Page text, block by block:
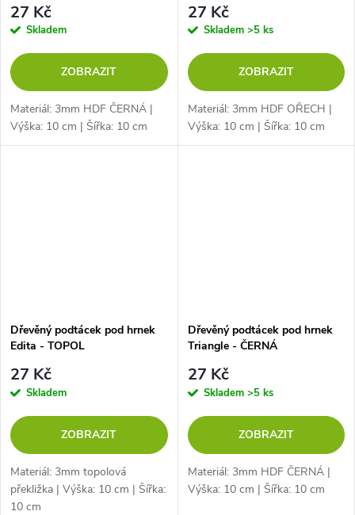
27 Kč
Skladem
ZOBRAZIT
Materiál: 3mm HDF ČERNÁ |
Výška: 10 cm | Šířka: 10 cm
27 Kč
Skladem >5 ks
ZOBRAZIT
Materiál: 3mm HDF OŘECH |
Výška: 10 cm | Šířka: 10 cm
Dřevěný podtácek pod hrnek
Edita - TOPOL
27 Kč
Skladem
ZOBRAZIT
Materiál: 3mm topolová
překližka | Výška: 10 cm | Šířka:
10 cm
Dřevěný podtácek pod hrnek
Triangle - ČERNÁ
27 Kč
Skladem >5 ks
ZOBRAZIT
Materiál: 3mm HDF ČERNÁ |
Výška: 10 cm | Šířka: 10 cm